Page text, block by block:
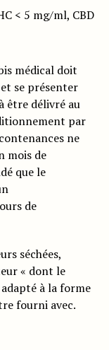
< 5 mg/ml, CBD
médical doit
se présenter
être délivré au
par
ne
mois de
que le
de
séchées,
« dont le
à la forme
fourni avec.